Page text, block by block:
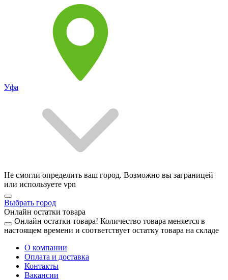
Уфа
Не смогли определить ваш город. Возможно вы заграницей
или используете vpn
Выбрать город
Онлайн остатки товара
Онлайн остатки товара! Количество товара меняется в
настоящем времени и соответствует остатку товара на складе
О компании
Оплата и доставка
Контакты
Вакансии